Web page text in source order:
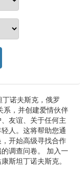
诺夫斯克，俄罗
系，并创建爱情伙伴
友谊、关于任何主
人。这将帮助您通
开始高级寻找合作
调查问卷。 加入一
斯坦丁诺夫斯克。